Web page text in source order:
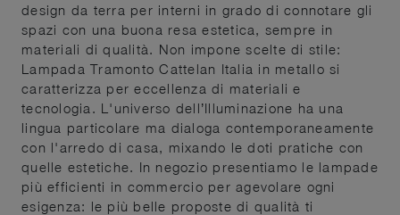
design da terra per interni in grado di connotare gli
spazi con una buona resa estetica, sempre in
materiali di qualità. Non impone scelte di stile:
Lampada Tramonto Cattelan Italia in metallo si
caratterizza per eccellenza di materiali e
tecnologia. L'universo dell’Illuminazione ha una
lingua particolare ma dialoga contemporaneamente
con l'arredo di casa, mixando le doti pratiche con
quelle estetiche. In negozio presentiamo le lampade
più efficienti in commercio per agevolare ogni
esigenza: le più belle proposte di qualità ti